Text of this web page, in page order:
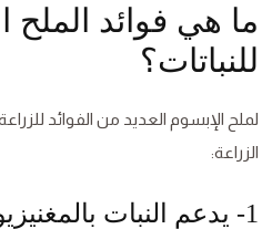
ما هي فوائد الملح
للنباتات؟
لملح الإبسوم العديد من الفوائد
الزراعة:
1- يدعم النبات بالمغنيزيوم والكبريت: